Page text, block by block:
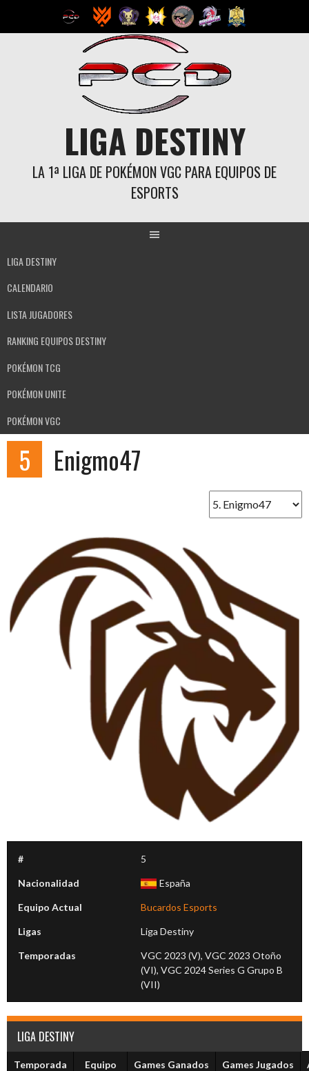
LIGA DESTINY
LA 1ª LIGA DE POKÉMON VGC PARA EQUIPOS DE
ESPORTS
LIGA DESTINY
CALENDARIO
LISTA JUGADORES
RANKING EQUIPOS DESTINY
POKÉMON TCG
POKÉMON UNITE
POKÉMON VGC
5 Enigmo47
# 5
Nacionalidad España
Equipo Actual Bucardos Esports
Ligas Liga Destiny
Temporadas
VGC 2023 (V), VGC 2023 Otoño
(VI), VGC 2024 Series G Grupo B
(VII)
LIGA DESTINY
Temporada Equipo Games Ganados Games Jugados